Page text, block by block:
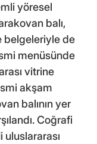
yöresel
balı,
belgeleriyle de
menüsünde
vitrine
akşam
balının yer
Coğrafi
uluslararası